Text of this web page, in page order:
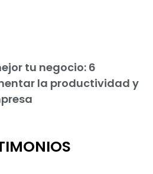
tu negocio: 6
la productividad y